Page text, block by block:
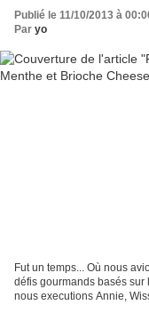
Publié le 11/10/2013 à
Par yo
Fut un temps... Où nous
défis gourmands basés sur
nous executions Annie,